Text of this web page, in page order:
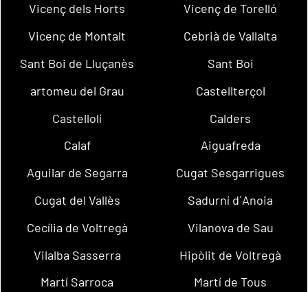
Vicenç dels Horts
Vicenç de Torelló
Vicenç de Montalt
Cebrià de Vallalta
Sant Boi de Lluçanès
Sant Boi
artomeu del Grau
Castellterçol
Castellolí
Calders
Calaf
Aiguafreda
Aguilar de Segarra
Cugat Sesgarrigues
Cugat del Vallès
Sadurní d´Anoia
Cecília de Voltregà
Vilanova de Sau
Vilalba Sasserra
Hipòlit de Voltregà
Martí Sarroca
Martí de Tous